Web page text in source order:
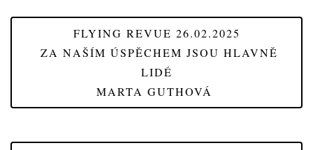
FLYING REVUE 26.02.2025
ZA NAŠÍM ÚSPĚCHEM JSOU HLAVNĚ
LIDÉ
MARTA GUTHOVÁ